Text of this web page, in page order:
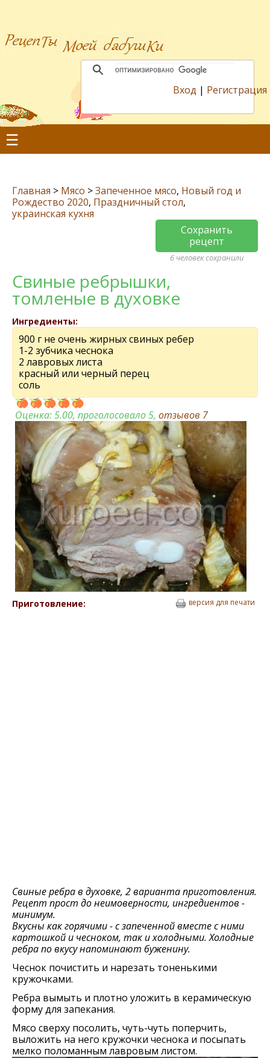
Вход | Регистрация
☰
Главная > Мясо >Запеченное мясо, Новый год и
Рождество 2020, Праздничный стол,
украинская кухня
Сохранить
рецепт
6 человек сохранили
Свиные ребрышки,
томленые в духовке
Ингредиенты:
900 г не очень жирных свиных ребер
1-2 зубчика чеснока
2 лавровых листа
красный или черный перец
соль
Оценка:5.00, проголосовало 5, отзывов 7
Приготовление: версия для печати
Свиные ребра в духовке, 2 варианта приготовления.
Рецепт прост до неимоверности, ингредиентов -
минимум.
Вкусны как горячими - с запеченной вместе с ними
картошкой и чесноком, так и холодными. Холодные
ребра по вкусу напоминают буженину.
Чеснок почистить и нарезать тоненькими
кружочками.
Ребра вымыть и плотно уложить в керамическую
форму для запекания.
Мясо сверху посолить, чуть-чуть поперчить,
выложить на него кружочки чеснока и посыпать
мелко поломанным лавровым листом.